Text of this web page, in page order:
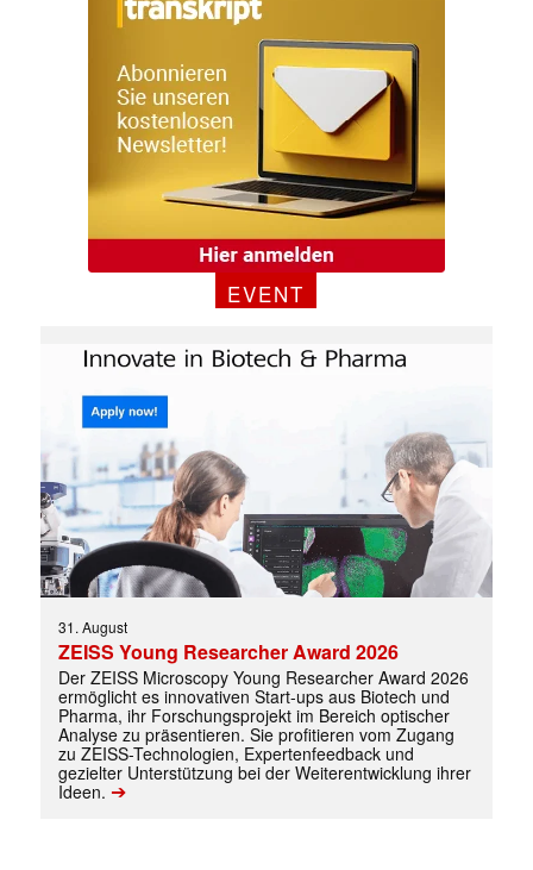
Mit dem |transkript-Newsletter
jede Woche aktuell informiert.
E-
Mail
(erforderlich)
EVENT
31. August
ZEISS Young Researcher Award 2026
Der ZEISS Microscopy Young Researcher Award 2026
ermöglicht es innovativen Start-ups aus Biotech und
Pharma, ihr Forschungsprojekt im Bereich optischer
Analyse zu präsentieren. Sie profitieren vom Zugang
zu ZEISS-Technologien, Expertenfeedback und
gezielter Unterstützung bei der Weiterentwicklung ihrer
Ideen. ➔